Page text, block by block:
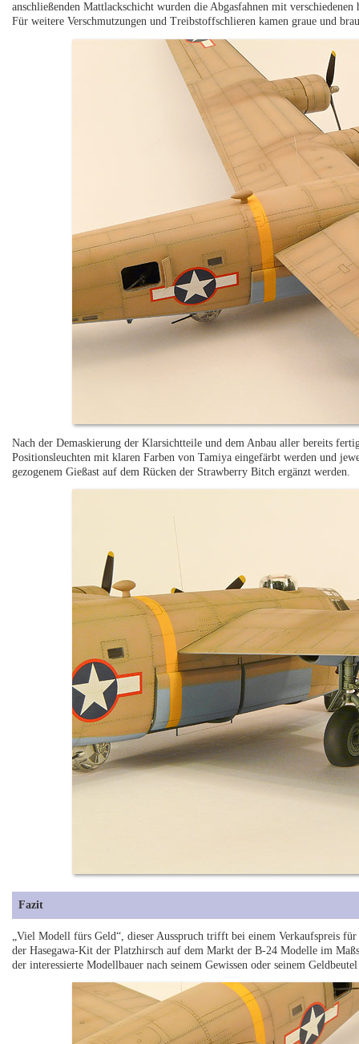
anschließenden Mattlackschicht wurden die Abgasfahnen mit
Für weitere Verschmutzungen und Treibstoffschlieren kamen graue und
Nach der Demaskierung der Klarsichtteile und dem Anbau aller bereits
Positionsleuchten mit klaren Farben von Tamiya eingefärbt werden und
gezogenem Gießast auf dem Rücken der Strawberry Bitch ergänzt werden.
Fazit
„Viel Modell fürs Geld“, dieser Ausspruch trifft bei einem Verkaufspreis
der Hasegawa-Kit der Platzhirsch auf dem Markt der B-24 Modelle im
der interessierte Modellbauer nach seinem Gewissen oder seinem